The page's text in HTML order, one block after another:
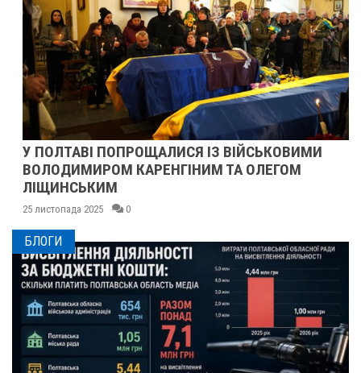
У ПОЛТАВІ ПОПРОЩАЛИСЯ ІЗ ВІЙСЬКОВИМИ
ВОЛОДИМИРОМ КАРЕНГІНИМ ТА ОЛЕГОМ
ЛІЩИНСЬКИМ
25 листопада 2025 0
БЛОГИ